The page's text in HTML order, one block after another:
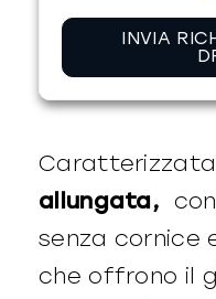
INVIA
allungata, con
senza cornice
che offrono il